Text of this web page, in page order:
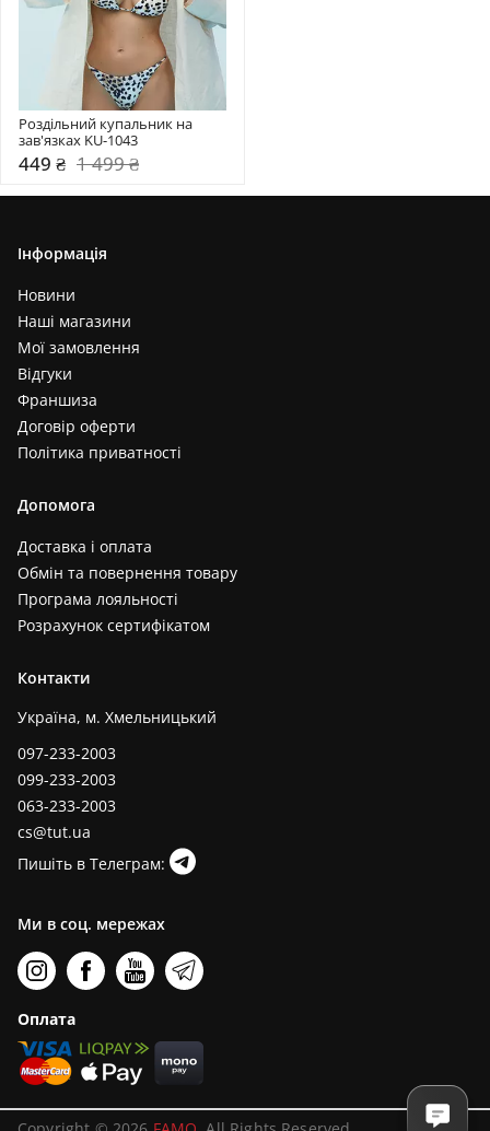
Роздільний купальник на
зав'язках KU-1043
449 ₴ 1 499 ₴
Інформація
Новини
Наші магазини
Мої замовлення
Відгуки
Франшиза
Договір оферти
Політика приватності
Допомога
Доставка і оплата
Обмін та повернення товару
Програма лояльності
Розрахунок сертифікатом
Контакти
Україна, м. Хмельницький
097-233-2003
099-233-2003
063-233-2003
cs@tut.ua
Пишіть в Телеграм:
Ми в соц. мережах
Оплата